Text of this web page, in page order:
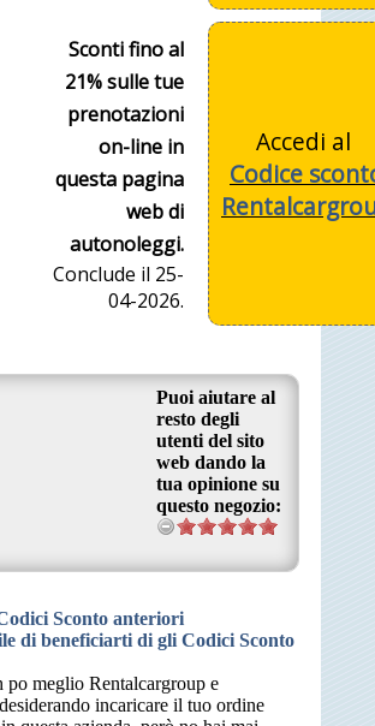
Sconti fino al
21% sulle tue
prenotazioni
on-line in
questa pagina
web di
autonoleggi.
Conclude il 25-
04-2026.
Accedi al
Codice
Puoi aiutare al
resto degli
utenti del sito
web dando la
tua opinione su
questo negozio:
Sconto anteriori
di beneficiarti di gli Codici Sconto
po meglio Rentalcargroup e
incaricare il tuo ordine